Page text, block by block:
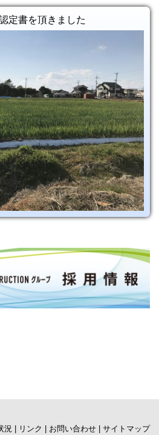
定書を頂きました
況 | リンク | お問い合わせ | サイトマップ